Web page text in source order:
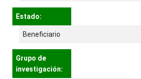
Estado:
Beneficiario
Grupo de
investigación: